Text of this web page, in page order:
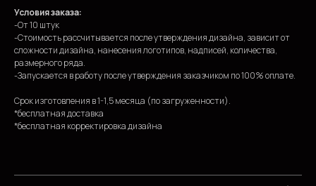
Условия заказа:
-От 10 штук
-Стоимость рассчитывается после утверждения дизайна, зависит от
сложности дизайна, нанесения логотипов, надписей, количества,
размерного ряда.
-Запускается в работу после утверждения заказчиком по 100% оплате.
Срок изготовления в 1-1,5 месяца (по загруженности).
*бесплатная доставка
*бесплатная корректировка дизайна
ПОПУЛЯРНЫЕ ТОВАРЫ